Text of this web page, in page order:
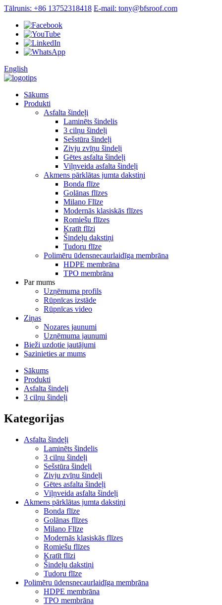
Tālrunis: +86 13752318418 E-mail: tony@bfsroof.com
English
Sākums
Produkti
Asfalta šindeļi
Laminēts šindelis
3 cilņu šindeļi
Sešstūra šindeļi
Zivju zvīņu šindeļi
Gētes asfalta šindeļi
Viļņveida asfalta šindeļi
Akmens pārklātas jumta dakstiņi
Bonda flīze
Golānas flīzes
Milano Flīze
Modernās klasiskās flīzes
Romiešu flīzes
Kratīt flīzi
Šindeļu dakstiņi
Tudoru flīze
Polimēru ūdensnecaurlaidīga membrāna
HDPE membrāna
TPO membrāna
Par mums
Uzņēmuma profils
Rūpnīcas izstāde
Rūpnīcas video
Ziņas
Nozares jaunumi
Uzņēmuma jaunumi
Bieži uzdotie jautājumi
Sazinieties ar mums
Sākums
Produkti
Asfalta šindeļi
3 cilņu šindeļi
Kategorijas
Asfalta šindeļi
Laminēts šindelis
3 cilņu šindeļi
Sešstūra šindeļi
Zivju zvīņu šindeļi
Gētes asfalta šindeļi
Viļņveida asfalta šindeļi
Akmens pārklātas jumta dakstiņi
Bonda flīze
Golānas flīzes
Milano Flīze
Modernās klasiskās flīzes
Romiešu flīzes
Kratīt flīzi
Šindeļu dakstiņi
Tudoru flīze
Polimēru ūdensnecaurlaidīga membrāna
HDPE membrāna
TPO membrāna